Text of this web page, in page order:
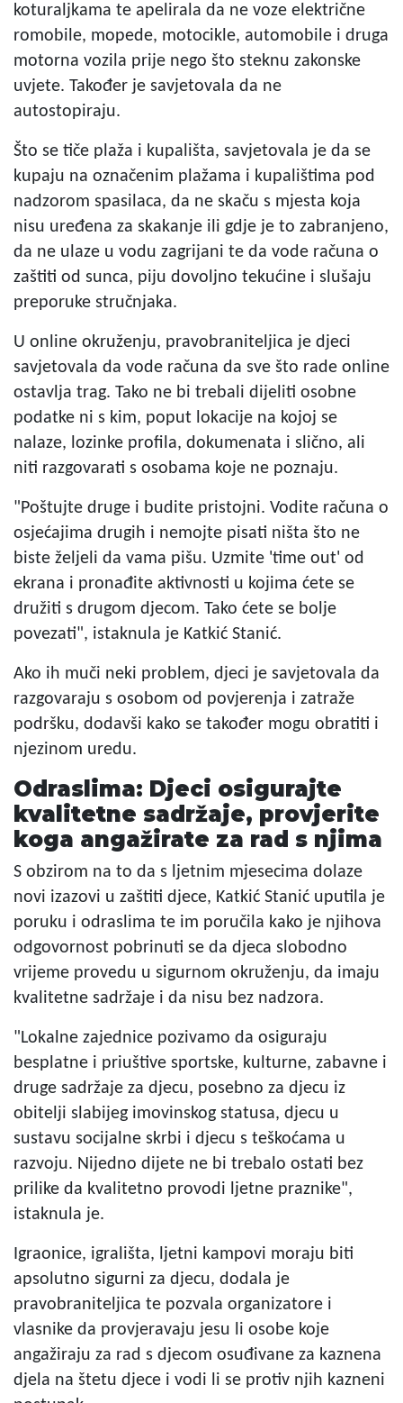
koturaljkama te apelirala da ne voze električne
romobile, mopede, motocikle, automobile i druga
motorna vozila prije nego što steknu zakonske
uvjete. Također je savjetovala da ne
autostopiraju.
Što se tiče plaža i kupališta, savjetovala je da se
kupaju na označenim plažama i kupalištima pod
nadzorom spasilaca, da ne skaču s mjesta koja
nisu uređena za skakanje ili gdje je to zabranjeno,
da ne ulaze u vodu zagrijani te da vode računa o
zaštiti od sunca, piju dovoljno tekućine i slušaju
preporuke stručnjaka.
U online okruženju, pravobraniteljica je djeci
savjetovala da vode računa da sve što rade online
ostavlja trag. Tako ne bi trebali dijeliti osobne
podatke ni s kim, poput lokacije na kojoj se
nalaze, lozinke profila, dokumenata i slično, ali
niti razgovarati s osobama koje ne poznaju.
"Poštujte druge i budite pristojni. Vodite računa o
osjećajima drugih i nemojte pisati ništa što ne
biste željeli da vama pišu. Uzmite 'time out' od
ekrana i pronađite aktivnosti u kojima ćete se
družiti s drugom djecom. Tako ćete se bolje
povezati", istaknula je Katkić Stanić.
Ako ih muči neki problem, djeci je savjetovala da
razgovaraju s osobom od povjerenja i zatraže
podršku, dodavši kako se također mogu obratiti i
njezinom uredu.
Odraslima: Djeci osigurajte
kvalitetne sadržaje, provjerite
koga angažirate za rad s njima
S obzirom na to da s ljetnim mjesecima dolaze
novi izazovi u zaštiti djece, Katkić Stanić uputila je
poruku i odraslima te im poručila kako je njihova
odgovornost pobrinuti se da djeca slobodno
vrijeme provedu u sigurnom okruženju, da imaju
kvalitetne sadržaje i da nisu bez nadzora.
"Lokalne zajednice pozivamo da osiguraju
besplatne i priuštive sportske, kulturne, zabavne i
druge sadržaje za djecu, posebno za djecu iz
obitelji slabijeg imovinskog statusa, djecu u
sustavu socijalne skrbi i djecu s teškoćama u
razvoju. Nijedno dijete ne bi trebalo ostati bez
prilike da kvalitetno provodi ljetne praznike",
istaknula je.
Igraonice, igrališta, ljetni kampovi moraju biti
apsolutno sigurni za djecu, dodala je
pravobraniteljica te pozvala organizatore i
vlasnike da provjeravaju jesu li osobe koje
angažiraju za rad s djecom osuđivane za kaznena
djela na štetu djece i vodi li se protiv njih kazneni